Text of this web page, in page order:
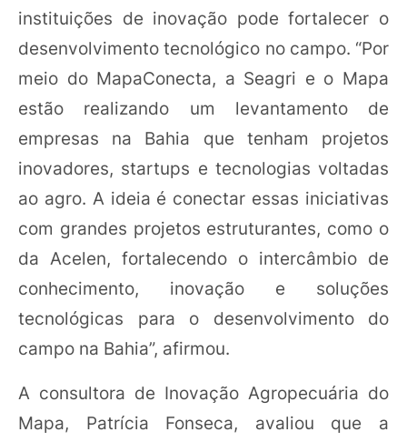
instituições de inovação pode fortalecer o
desenvolvimento tecnológico no campo. “Por
meio do MapaConecta, a Seagri e o Mapa
estão realizando um levantamento de
empresas na Bahia que tenham projetos
inovadores, startups e tecnologias voltadas
ao agro. A ideia é conectar essas iniciativas
com grandes projetos estruturantes, como o
da Acelen, fortalecendo o intercâmbio de
conhecimento, inovação e soluções
tecnológicas para o desenvolvimento do
campo na Bahia”, afirmou.
A consultora de Inovação Agropecuária do
Mapa, Patrícia Fonseca, avaliou que a